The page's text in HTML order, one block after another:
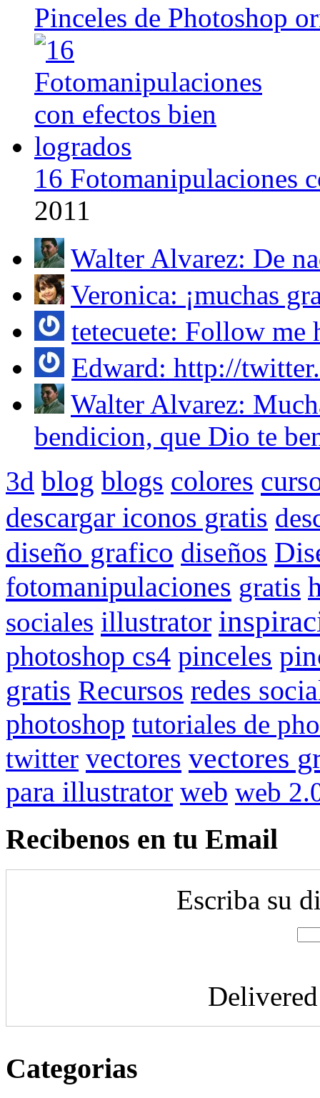
Pinceles de Photoshop
16 Fotomanipulaciones
2011
Walter Alvarez: De
Veronica: ¡muchas
tetecuete: Follow me
Edward: http://
Walter Alvarez:
bendicion, que Dio te
3d blog blogs colores
descargar iconos gratis
diseño grafico diseños
fotomanipulaciones gratis
sociales illustrator
photoshop cs4 pinceles
gratis Recursos redes
photoshop tutoriales de
twitter vectores vectores
para illustrator web web
Recibenos en tu Email
Escriba su
Categorias